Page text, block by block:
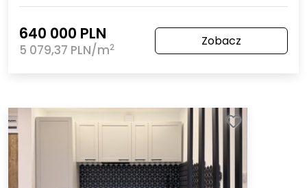
640 000 PLN
5 079,37 PLN/m2 Zobacz